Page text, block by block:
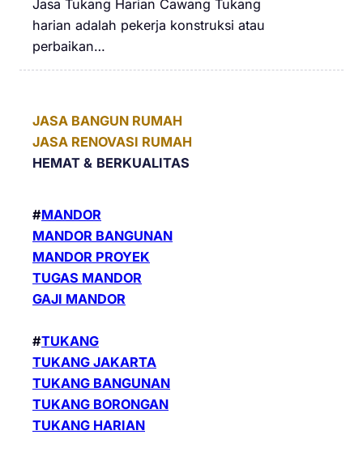
Jasa Tukang Harian Cawang Tukang
harian adalah pekerja konstruksi atau
perbaikan…
JASA BANGUN RUMAH
JASA RENOVASI RUMAH
HEMAT & BERKUALITAS
#MANDOR
MANDOR BANGUNAN
MANDOR PROYEK
TUGAS MANDOR
GAJI MANDOR
#TUKANG
TUKANG JAKARTA
TUKANG BANGUNAN
TUKANG BORONGAN
TUKANG HARIAN